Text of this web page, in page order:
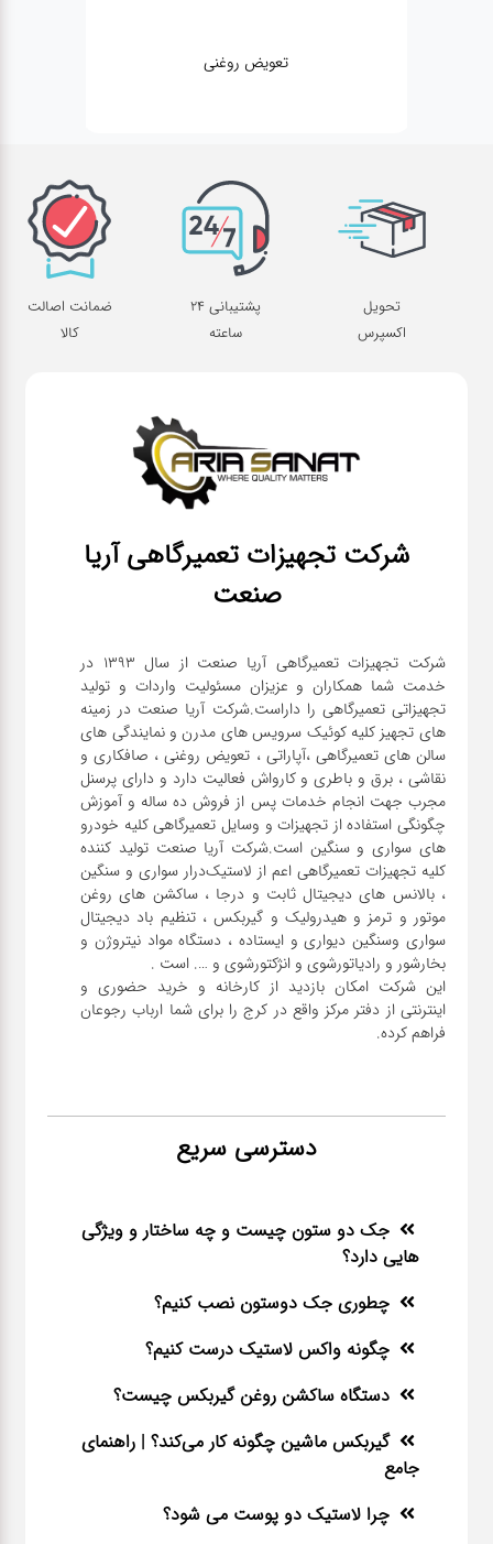
تعویض روغنی
تحویل
اکسپرس
پشتیبانی 24
ساعته
ضمانت اصالت
کالا
شرکت تجهیزات تعمیرگاهی آریا
صنعت
شرکت تجهیزات تعمیرگاهی آریا صنعت از سال ۱۳۹۳ در
خدمت شما همکاران و عزیزان مسئولیت واردات و تولید
تجهیزاتی تعمیرگاهی را داراست.شرکت آریا صنعت در زمینه
های تجهیز کلیه کوئیک سرویس های مدرن و نمایندگی های
سالن های تعمیرگاهی ،آپاراتی ، تعویض روغنی ، صافکاری و
نقاشی ، برق و باطری و کارواش فعالیت دارد و دارای پرسنل
مجرب جهت انجام خدمات پس از فروش ده ساله و آموزش
چگونگی استفاده از تجهیزات و وسایل تعمیرگاهی کلیه خودرو
های سواری و سنگین است.شرکت آریا صنعت تولید کننده
کلیه تجهیزات تعمیرگاهی اعم از لاستیک‌درار سواری و ‌سنگین
، بالانس های دیجیتال ثابت و درجا ، ساکشن های روغن
موتور و ترمز و هیدرولیک و گیربکس ، تنظیم باد دیجیتال
سواری و‌سنگین دیواری و ایستاده ، دستگاه مواد نیتروژن و
این شرکت امکان بازدید از کارخانه و خرید حضوری و
اینترنتی از دفتر مرکز واقع در کرج را برای شما ارباب رجوعان
فراهم کرده.
دسترسی سریع
جک دو ستون چیست و چه ساختار و ویژگی
هایی دارد؟
چطوری جک دوستون نصب کنیم؟
چگونه واکس لاستیک درست کنیم؟
دستگاه ساکشن روغن گیربکس چیست؟
گیربکس ماشین چگونه کار می‌کند؟ | راهنمای
جامع
چرا لاستیک دو پوست می شود؟